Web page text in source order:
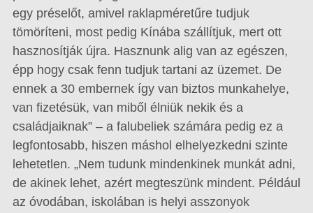
egy préselőt, amivel raklapméretűre tudjuk
tömöríteni, most pedig Kínába szállítjuk, mert ott
hasznosítják újra. Hasznunk alig van az egészen,
épp hogy csak fenn tudjuk tartani az üzemet. De
ennek a 30 embernek így van biztos munkahelye,
van fizetésük, van miből élniük nekik és a
családjaiknak” – a falubeliek számára pedig ez a
legfontosabb, hiszen máshol elhelyezkedni szinte
lehetetlen. „Nem tudunk mindenkinek munkát adni,
de akinek lehet, azért megteszünk mindent. Például
az óvodában, iskolában is helyi asszonyok